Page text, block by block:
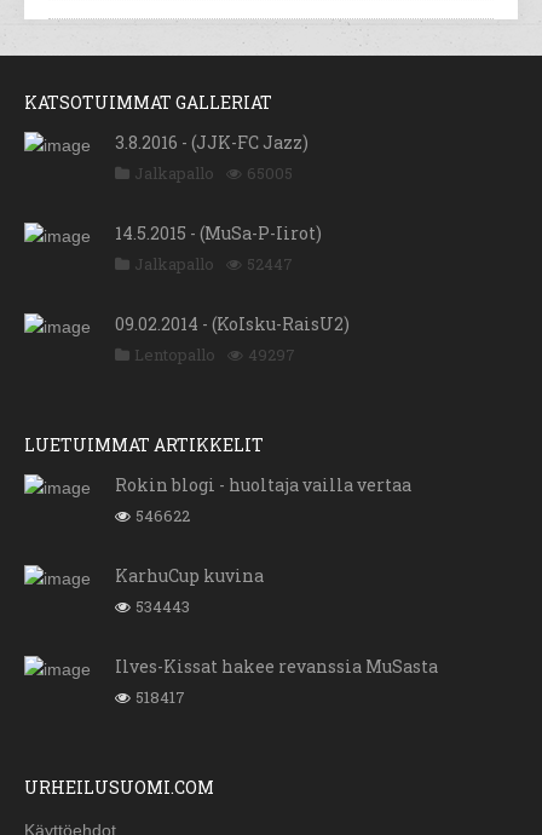
KATSOTUIMMAT GALLERIAT
3.8.2016 - (JJK-FC Jazz)
Jalkapallo 65005
14.5.2015 - (MuSa-P-Iirot)
Jalkapallo 52447
09.02.2014 - (KoIsku-RaisU2)
Lentopallo 49297
LUETUIMMAT ARTIKKELIT
Rokin blogi - huoltaja vailla vertaa
546622
KarhuCup kuvina
534443
Ilves-Kissat hakee revanssia MuSasta
518417
URHEILUSUOMI.COM
Käyttöehdot